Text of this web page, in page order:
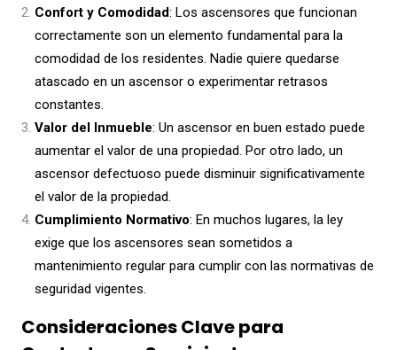
Confort y Comodidad: Los ascensores que funcionan
correctamente son un elemento fundamental para la
comodidad de los residentes. Nadie quiere quedarse
atascado en un ascensor o experimentar retrasos
constantes.
Valor del Inmueble: Un ascensor en buen estado puede
aumentar el valor de una propiedad. Por otro lado, un
ascensor defectuoso puede disminuir significativamente
el valor de la propiedad.
Cumplimiento Normativo: En muchos lugares, la ley
exige que los ascensores sean sometidos a
mantenimiento regular para cumplir con las normativas de
seguridad vigentes.
Consideraciones Clave para